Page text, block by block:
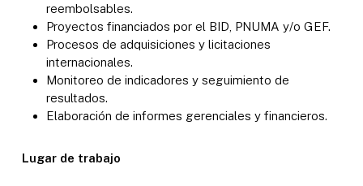
reembolsables.
Proyectos financiados por el BID, PNUMA y/o GEF.
Procesos de adquisiciones y licitaciones
internacionales.
Monitoreo de indicadores y seguimiento de
resultados.
Elaboración de informes gerenciales y financieros.
Lugar de trabajo